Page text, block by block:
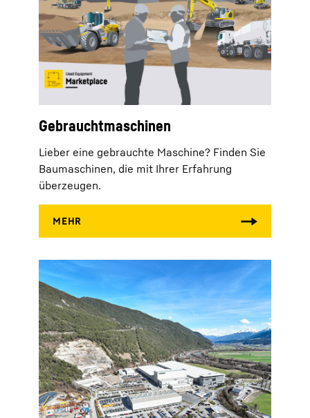
Gebrauchtmaschinen
Lieber eine gebrauchte Maschine? Finden Sie
Baumaschinen, die mit Ihrer Erfahrung
überzeugen.